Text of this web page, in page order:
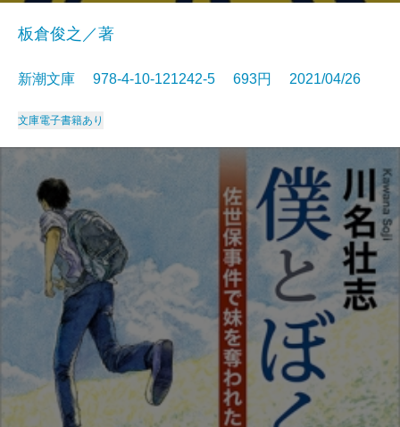
板倉俊之／著
新潮文庫 978-4-10-121242-5 693円 2021/04/26
文庫電子書籍あり